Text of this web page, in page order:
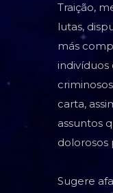
Traição,
lutas,
más
indivíduos
carta,
assuntos
dolorosos
Sugere